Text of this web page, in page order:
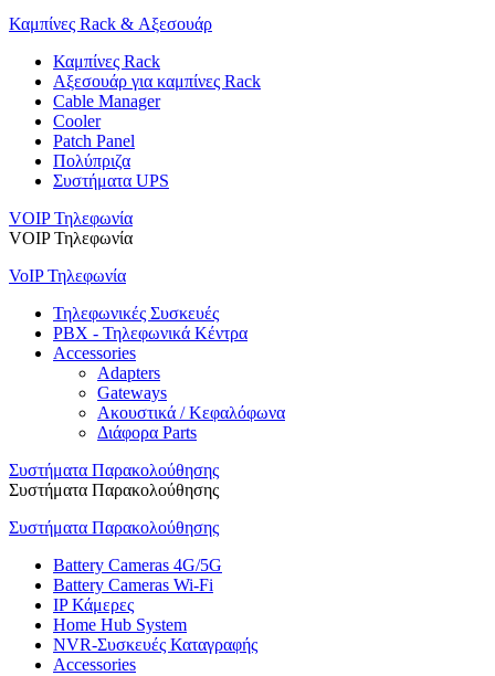
Καμπίνες Rack & Αξεσουάρ
Καμπίνες Rack
Αξεσουάρ για καμπίνες Rack
Cable Manager
Cooler
Patch Panel
Πολύπριζα
Συστήματα UPS
VOIP Τηλεφωνία
VOIP Τηλεφωνία
VoIP Τηλεφωνία
Τηλεφωνικές Συσκευές
PBX - Τηλεφωνικά Κέντρα
Accessories
Adapters
Gateways
Ακουστικά / Κεφαλόφωνα
Διάφορα Parts
Συστήματα Παρακολούθησης
Συστήματα Παρακολούθησης
Συστήματα Παρακολούθησης
Battery Cameras 4G/5G
Battery Cameras Wi-Fi
IP Κάμερες
Home Hub System
NVR-Συσκευές Καταγραφής
Accessories